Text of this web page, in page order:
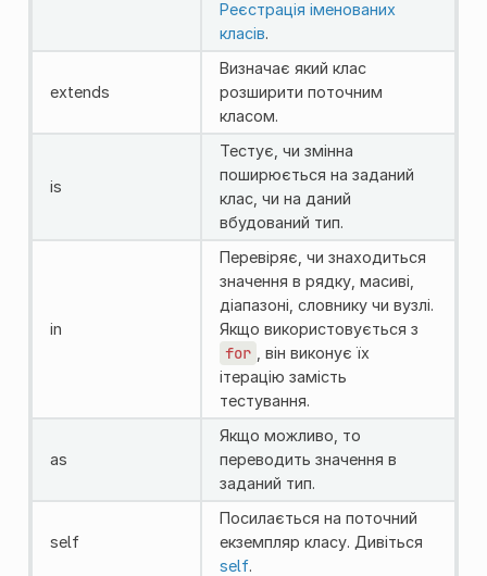
Реєстрація іменованих
класів.
extends
Визначає який клас
розширити поточним
класом.
is
Тестує, чи змінна
поширюється на заданий
клас, чи на даний
вбудований тип.
in
Перевіряє, чи знаходиться
значення в рядку, масиві,
діапазоні, словнику чи вузлі.
Якщо використовується з
for
, він виконує їх
ітерацію замість
тестування.
as
Якщо можливо, то
переводить значення в
заданий тип.
self
Посилається на поточний
екземпляр класу. Дивіться
self.